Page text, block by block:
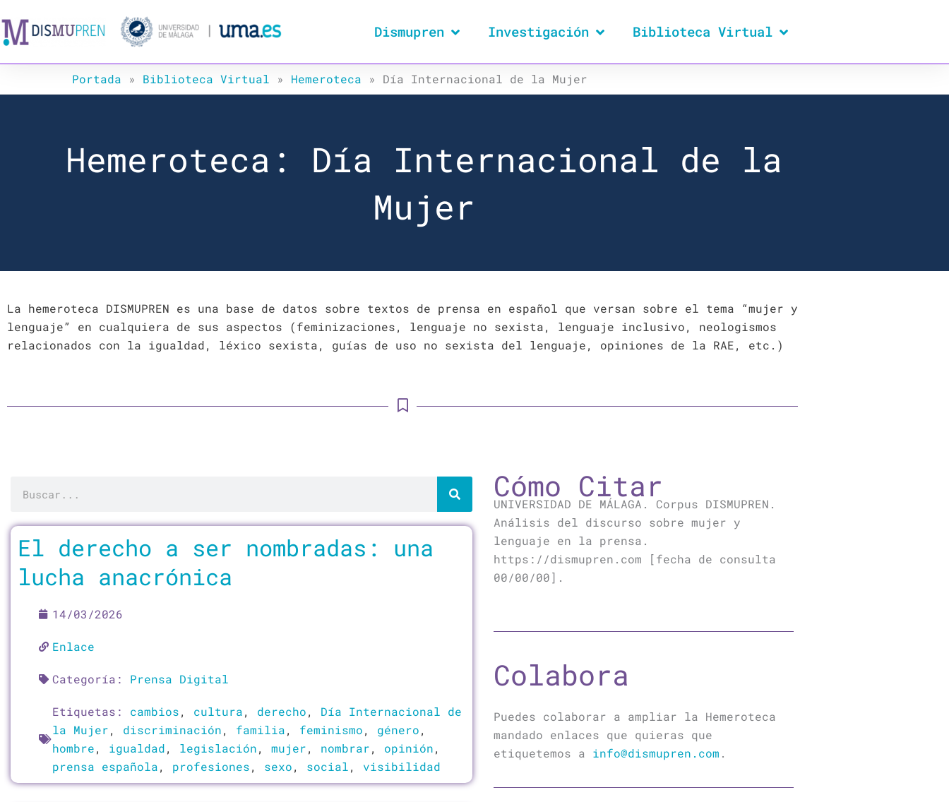
al
contenido
Dismupren Investigación Biblioteca Virtual
Portada » Biblioteca Virtual » Hemeroteca » Día Internacional de la Mujer
Hemeroteca: Día Internacional de la
Mujer
La hemeroteca DISMUPREN es una base de datos sobre textos de prensa en español que versan sobre el tema “mujer y
lenguaje” en cualquiera de sus aspectos (feminizaciones, lenguaje no sexista, lenguaje inclusivo, neologismos
relacionados con la igualdad, léxico sexista, guías de uso no sexista del lenguaje, opiniones de la RAE, etc.)
El derecho a ser nombradas: una
lucha anacrónica
14/03/2026
Enlace
Categoría: Prensa Digital
Etiquetas: cambios, cultura, derecho, Día Internacional de
la Mujer, discriminación, familia, feminismo, género,
hombre, igualdad, legislación, mujer, nombrar, opinión,
prensa española, profesiones, sexo, social, visibilidad
Cómo Citar
UNIVERSIDAD DE MÁLAGA. Corpus DISMUPREN.
Análisis del discurso sobre mujer y
lenguaje en la prensa.
https://dismupren.com [fecha de consulta
00/00/00].
Colabora
Puedes colaborar a ampliar la Hemeroteca
mandado enlaces que quieras que
etiquetemos a info@dismupren.com .